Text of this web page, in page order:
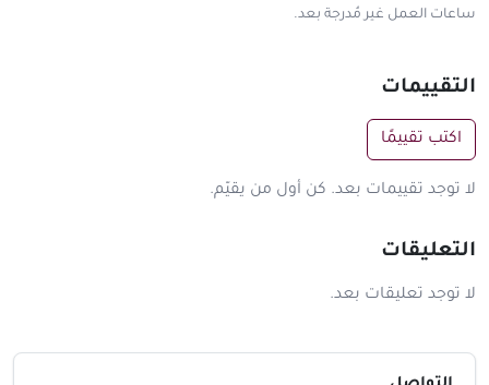
ساعات العمل غير مُدرجة بعد.
التقييمات
اكتب تقييمًا
لا توجد تقييمات بعد. كن أول من يقيّم.
التعليقات
لا توجد تعليقات بعد.